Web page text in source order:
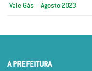
Vale Gás – Agosto 2023
A PREFEITURA